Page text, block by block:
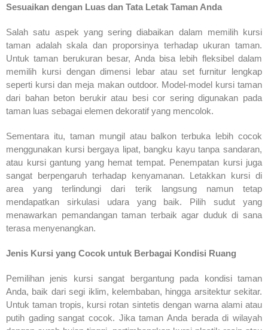
Sesuaikan dengan Luas dan Tata Letak Taman Anda
Salah satu aspek yang sering diabaikan dalam memilih kursi
taman adalah skala dan proporsinya terhadap ukuran taman.
Untuk taman berukuran besar, Anda bisa lebih fleksibel dalam
memilih kursi dengan dimensi lebar atau set furnitur lengkap
seperti kursi dan meja makan outdoor. Model-model kursi taman
dari bahan beton berukir atau besi cor sering digunakan pada
taman luas sebagai elemen dekoratif yang mencolok.
Sementara itu, taman mungil atau balkon terbuka lebih cocok
menggunakan kursi bergaya lipat, bangku kayu tanpa sandaran,
atau kursi gantung yang hemat tempat. Penempatan kursi juga
sangat berpengaruh terhadap kenyamanan. Letakkan kursi di
area yang terlindungi dari terik langsung namun tetap
mendapatkan sirkulasi udara yang baik. Pilih sudut yang
menawarkan pemandangan taman terbaik agar duduk di sana
terasa menyenangkan.
Jenis Kursi yang Cocok untuk Berbagai Kondisi Ruang
Pemilihan jenis kursi sangat bergantung pada kondisi taman
Anda, baik dari segi iklim, kelembaban, hingga arsitektur sekitar.
Untuk taman tropis, kursi rotan sintetis dengan warna alami atau
putih gading sangat cocok. Jika taman Anda berada di wilayah